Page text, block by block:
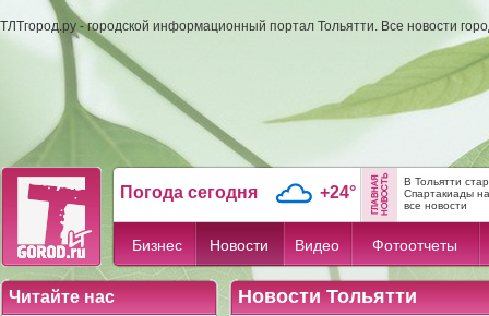
ТЛТгород.ру - городской информационный портал Тольятти. Все новости
Погода сегодня +24°
В Тольятти
Спартакиады
все новости
Бизнес Новости Видео Фотоотчеты
Читайте нас Новости Тольятти